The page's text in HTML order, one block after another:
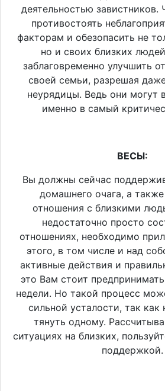
деятельностью
противостоять
факторам и обезопасить не
но и своих близких
заблаговременно улучшить
своей семьи, разрешая
неурядицы. Ведь они могут
именно в самый
ВЕСЫ:
Вы должны сейчас
домашнего очага, а
отношения с близкими
недостаточно просто
отношениях, необходимо
этого, в том числе и над
активные действия и
это Вам стоит
недели. Но такой процесс
сильной усталости, так как
тянуть одному.
ситуациях на близких,
поддержкой.